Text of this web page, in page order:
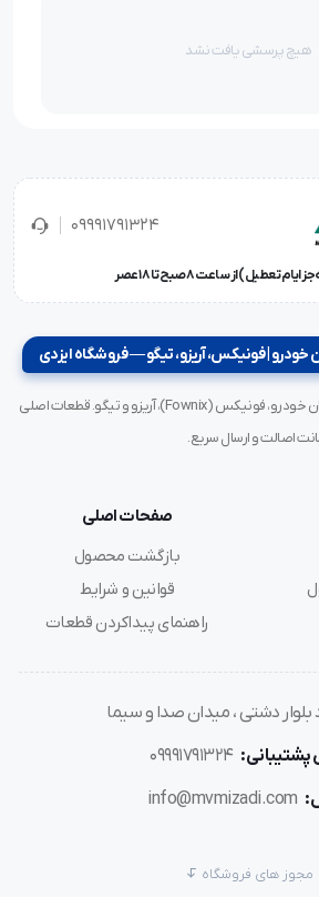
هیچ پرسشی یافت نشد
09991791324
تعطیل) از ساعت ۸ صبح تا ۱۸ عصر
خرید لوازم یدکی MVM و مدیران خودرو، فونیکس (Fownix)، آریزو و تیگو. قطعات اصلی
صفحات اصلی
بازگشت محصول
قوانین و شرایط
راهنمای پیداکردن قطعات
بلوار دشتی ، میدان صدا و سیما
پشتیبانی: 09991791324
info@mvmizadi.com
مجوز های فروشگاه